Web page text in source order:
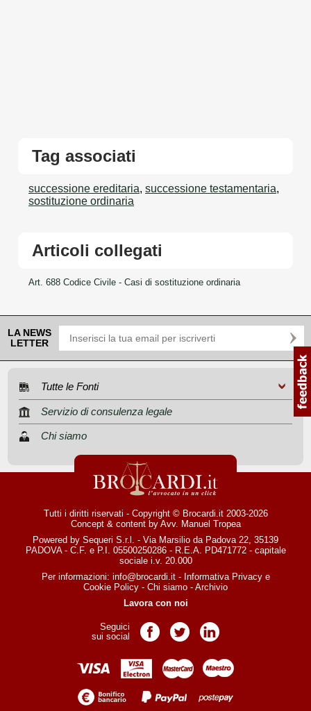
Tag associati
successione ereditaria, successione testamentaria,
sostituzione ordinaria
Articoli collegati
Art. 688 Codice Civile - Casi di sostituzione ordinaria
LA NEWS
LETTER
Tutte le Fonti
Servizio di consulenza legale
Chi siamo
Tutti i diritti riservati - Copyright © Brocardi.it 2003-2026
Concept & content by Avv. Manuel Tropea
Powered by Sequeri S.r.l. - Via Marsilio da Padova 22, 35139
PADOVA - C.F. e P.I. 05500250286 - R.E.A. PD471772 - capitale
sociale i.v. 20.000
Per informazioni: info@brocardi.it- Informativa Privacye
Cookie Policy - Chi siamo - Archivio
Lavora con noi
Seguici
sui social
Pagina Facebook
Pagina TwitterPagina LinkedIn